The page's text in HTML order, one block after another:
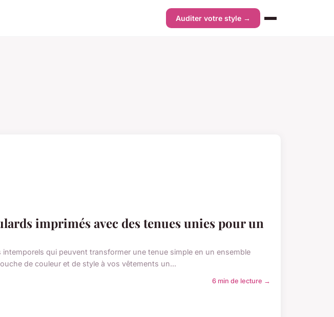
Auditer votre style →
imprimés avec des tenues unies pour un
qui peuvent transformer une tenue simple en un ensemble
de couleur et de style à vos vêtements un...
6 min de lecture →